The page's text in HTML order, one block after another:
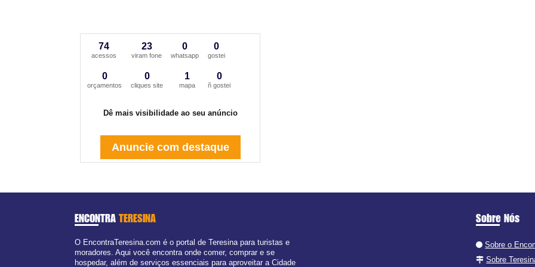
74
acessos
23
viram fone
0
whatsapp
0
gostei
0
orçamentos
0
cliques site
1
mapa
0
ñ gostei
Dê mais visibilidade ao seu anúncio
Anuncie com destaque
ENCONTRATERESINA
O EncontraTeresina.com é o portal de Teresina para turistas e
moradores. Aqui você encontra onde comer, comprar e se
hospedar, além de serviços essenciais para aproveitar a Cidade
Sobre Nós
Sobre o
Sobre